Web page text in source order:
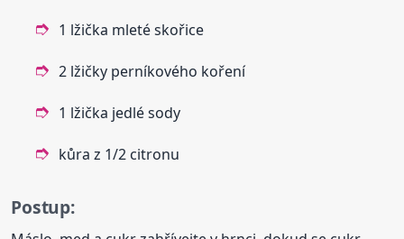
1 lžička mleté skořice
2 lžičky perníkového koření
1 lžička jedlé sody
kůra z 1/2 citronu
Postup: